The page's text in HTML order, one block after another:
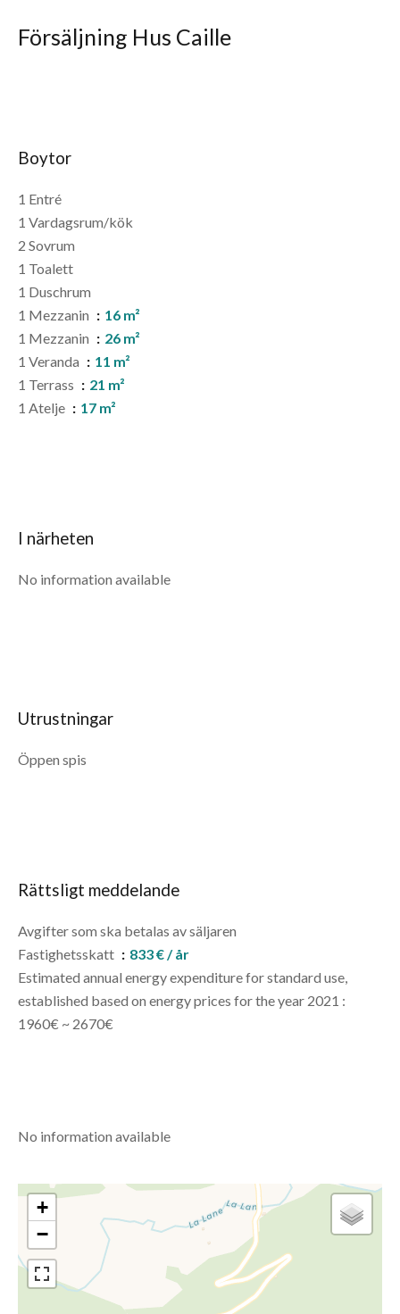
Försäljning Hus Caille
Boytor
1 Entré
1 Vardagsrum/kök
2 Sovrum
1 Toalett
1 Duschrum
1 Mezzanin
16 m²
1 Mezzanin
26 m²
1 Veranda
11 m²
1 Terrass
21 m²
1 Atelje
17 m²
I närheten
No information available
Utrustningar
Öppen spis
Rättsligt meddelande
Avgifter som ska betalas av säljaren
Fastighetsskatt
833 € / år
Estimated annual energy expenditure for standard use,
established based on energy prices for the year 2021 :
1960€ ~ 2670€
No information available
+
−